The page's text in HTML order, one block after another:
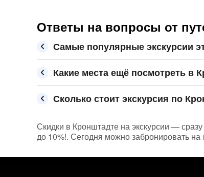
Ответы на вопросы от
Самые популярные экскурсии
Какие места ещё посмотреть в
Сколько стоит экскурсия по
Скидки в Кронштадте на экскурсии —
до 10%!. Сегодня можно забронировать на